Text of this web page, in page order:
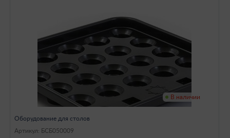
В наличии
Оборудование для столов
Артикул: БСБ050009